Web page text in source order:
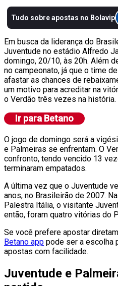
Em busca da liderança do
Juventude no estádio Alfredo
domingo, 20/10, às 20h. Além
no campeonato, já que o time
afastar as chances de
um motivo para acreditar na
o Verdão três vezes na história.
O jogo de domingo será a
e Palmeiras se enfrentam. O
confronto, tendo vencido 13
terminaram empatados.
A última vez que o Juventude
anos, no Brasileirão de 2007.
Palestra Itália, o visitante
então, foram quatro vitórias do
Se você prefere apostar
Betano app pode ser a escolha
apostas com facilidade.
Juventude e